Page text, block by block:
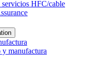
servicios HFC/cable
manufactura